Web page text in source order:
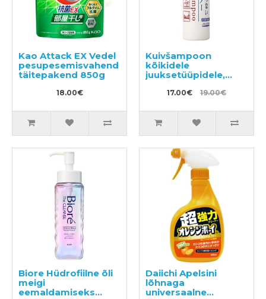
Kao Attack EX Vedel
pesupesemisvahend
täitepakend 850g
18.00€
Kuivšampoon
kõikidele
juuksetüüpidele,
sprei SHISEIDO
"Fressy", 150 ml
17.00€ 19.00€
Biore Hüdrofiilne õli
meigi
eemaldamiseks
Daiichi Apelsini
lõhnaga
universaalne